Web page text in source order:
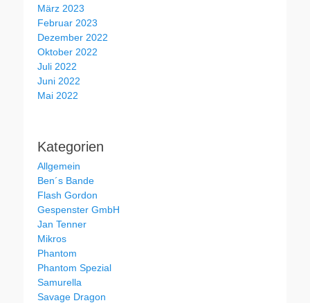
März 2023
Februar 2023
Dezember 2022
Oktober 2022
Juli 2022
Juni 2022
Mai 2022
Kategorien
Allgemein
Ben´s Bande
Flash Gordon
Gespenster GmbH
Jan Tenner
Mikros
Phantom
Phantom Spezial
Samurella
Savage Dragon